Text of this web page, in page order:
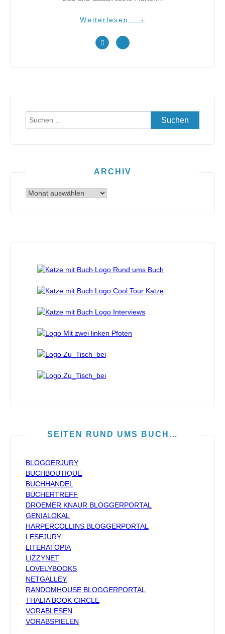
Weiterlesen... →
Suchen
ARCHIV
Archiv
SEITEN RUND UMS BUCH…
BLOGGERJURY
BUCHBOUTIQUE
BUCHHANDEL
BÜCHERTREFF
DROEMER KNAUR BLOGGERPORTAL
GENIALOKAL
HARPERCOLLINS BLOGGERPORTAL
LESEJURY
LITERATOPIA
LIZZYNET
LOVELYBOOKS
NETGALLEY
RANDOMHOUSE BLOGGERPORTAL
THALIA BOOK CIRCLE
VORABLESEN
VORABSPIELEN